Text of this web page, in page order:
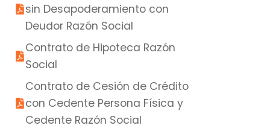
sin Desapoderamiento con
Deudor Razón Social
Contrato de Hipoteca Razón
Social
Contrato de Cesión de Crédito
con Cedente Persona Física y
Cedente Razón Social